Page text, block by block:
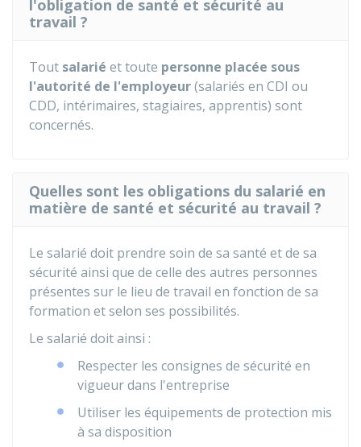
l'obligation de santé et sécurité au
travail ?
Tout salarié et toute personne placée sous
l'autorité de l'employeur(salariés en CDI ou
CDD, intérimaires, stagiaires, apprentis) sont
concernés.
Quelles sont les obligations du salarié en
matière de santé et sécurité au travail ?
Le salarié doit prendre soin de sa santé et de sa
sécurité ainsi que de celle des autres personnes
présentes sur le lieu de travail en fonction de sa
formation et selon ses possibilités.
Le salarié doit ainsi :
Respecter les consignes de sécurité en
vigueur dans l'entreprise
Utiliser les équipements de protection mis
à sa disposition